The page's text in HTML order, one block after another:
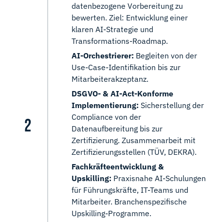
datenbezogene Vorbereitung zu
bewerten. Ziel: Entwicklung einer
klaren AI-Strategie und
Transformations-Roadmap.
AI-Orchestrierer: Begleiten von der
Use-Case-Identifikation bis zur
Mitarbeiterakzeptanz.
DSGVO- & AI-Act-Konforme
Implementierung: Sicherstellung der
Compliance von der
Datenaufbereitung bis zur
Zertifizierung. Zusammenarbeit mit
Zertifizierungsstellen (TÜV, DEKRA).
Fachkräfteentwicklung &
Upskilling: Praxisnahe AI-Schulungen
für Führungskräfte, IT-Teams und
Mitarbeiter. Branchenspezifische
Upskilling-Programme.